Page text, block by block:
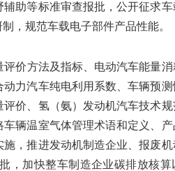
助等标准审查报批，公开征求
，规范车载电子部件产品性能。
价方法及指标、电动汽车能量
力汽车纯电利用系数、车辆预测
价、氢（氨）发动机汽车技术
辆温室气体管理术语和定义、
，推进发动机制造企业、报废
，加快整车制造企业碳排放核算